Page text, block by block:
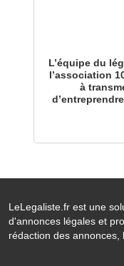
L’équipe du
l’association
à
LeLegaliste.fr est une
d'annonces légales et
rédaction des annonces,